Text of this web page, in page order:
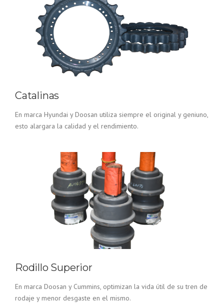
Catalinas
En marca Hyundai y Doosan utiliza siempre el original y geniuno,
esto alargara la calidad y el rendimiento.
Rodillo Superior
En marca Doosan y Cummins, optimizan la vida útil de su tren de
rodaje y menor desgaste en el mismo.